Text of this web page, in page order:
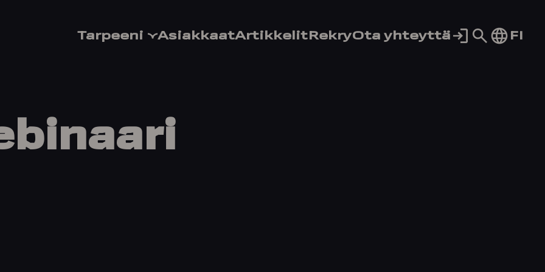
Tarpeeni AsiakkaatArtikkelitRekryOta yhteyttä
Siirry FI